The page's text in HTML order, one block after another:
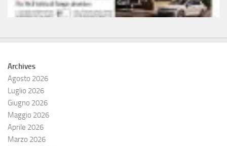
Archives
Agosto 2026
Luglio 2026
Giugno 2026
Maggio 2026
Aprile 2026
Marzo 2026